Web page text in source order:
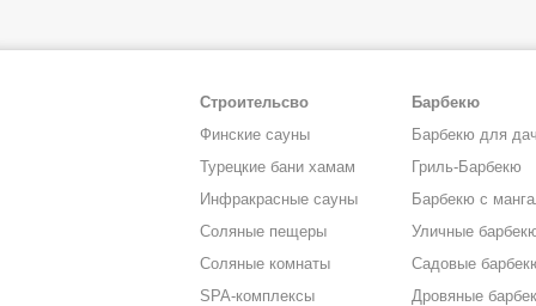
Строительсво
Финские сауны
Турецкие бани хамам
Инфракрасные сауны
Соляные пещеры
Соляные комнаты
SPA-комплексы
Барбекю
Барбекю для
Гриль-Барбекю
Барбекю с
Уличные
Садовые
Дровяные